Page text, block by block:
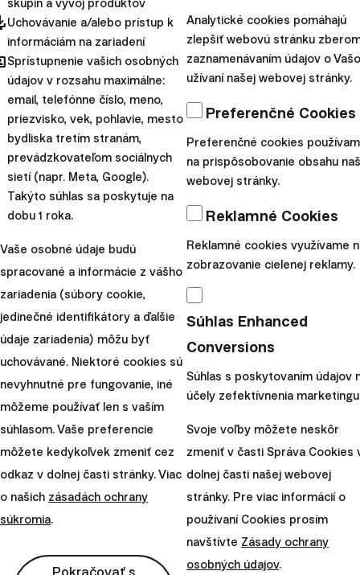
Trhové rizikámôžeme označiť za prirodzené a úplne
neodstrániteľné. V princípe sú všaknajmenej škodlivé
pre vaše investície, pokiaľ dodržíte základné
investičné pravidlá
. Paradoxne sa systémových rizík
obávame najviac.
O trhové riziko sa vždy postará čas. S predlžujúcim sa
horizontom toto riziko klesá k nule. Finančné trhy sa
vždy spamätali z každého prepadu a zakaždým siahli na
nové maximá.
Dostatočný čas je základnou a
najdôležitejšou podmienkou úspešného
Ako hovorí Pavel Škriniar z Ekonomickej univerzity v
Nevyberiete ho z pece po 5 minútach a nebudete jesť
koláč nedopečený. Presne rovnako musíte nechať
potrebný čas upiecť investície a nejesť ich predčasne
skupín a vývoj produktov
Uchovávanie a/alebo prístup k
informáciám na zariadení
Sprístupnenie vašich osobných
údajov v rozsahu maximálne:
email, telefónne číslo, meno,
priezvisko, vek, pohlavie, mesto
bydliska tretím stranám,
prevádzkovateľom sociálnych
sietí (napr. Meta, Google).
Takýto súhlas sa poskytuje na
dobu 1 roka.
Vaše osobné údaje budú
spracované a informácie z vášho
zariadenia (súbory cookie,
jedinečné identifikátory a ďalšie
údaje zariadenia) môžu byť
uchovávané. Niektoré cookies sú
nevyhnutné pre fungovanie, iné
môžeme používať len s vaším
súhlasom. Vaše preferencie
môžete kedykoľvek zmeniť cez
odkaz v dolnej časti stránky. Viac
o našich zásadách ochrany
súkromia.
Pokračovať s
Analytické cookies pomáhajú
zlepšiť webovú stránku
zaznamenávaním údajov o
užívaní našej webovej stránky.
Preferenčné Cookies
Preferenčné cookies
na prispôsobovanie obsahu
webovej stránky.
Reklamné Cookies
Reklamné cookies využívame
zobrazovanie cielenej reklamy.
Súhlas Enhanced
Conversions
Súhlas s poskytovaním údajov
účely zefektívnenia
Svoje voľby môžete neskôr
zmeniť v časti Správa Cookies
dolnej časti našej webovej
stránky. Pre viac informácií o
používaní Cookies prosím
navštívte Zásady ochrany
osobných údajov.